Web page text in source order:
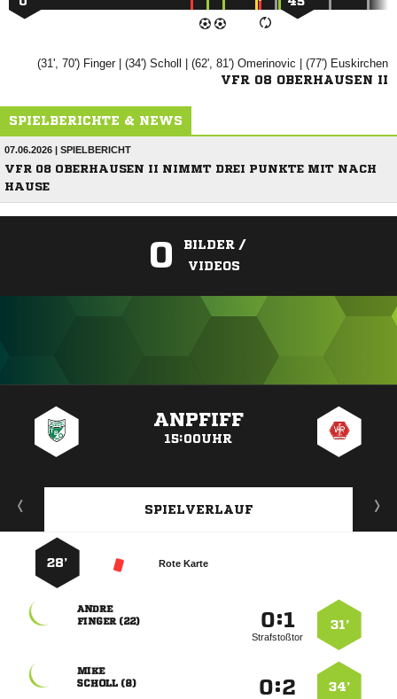
(31', 70') | (34')  | (62', 81')  | (77') 
VFR 08 OBERHAUSEN II
SPIELBERICHTE & NEWS
07.06.2026 | SPIELBERICHT
VFR 08 OBERHAUSEN II NIMMT DREI PUNKTE MIT NACH
HAUSE
0
BILDER /
VIDEOS
ANPFIFF
15:00UHR
SPIELVERLAUF
Rote Karte
28’
31’
:
Strafstoßtor

 
34’
:

 